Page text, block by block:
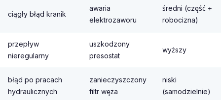
ciągły błąd kranik
awaria
elektrozaworu
średni (część +
robocizna)
przepływ
nieregularny
uszkodzony
presostat
wyższy
błąd po pracach
hydraulicznych
zanieczyszczony
filtr węża
niski
(samodzielnie)